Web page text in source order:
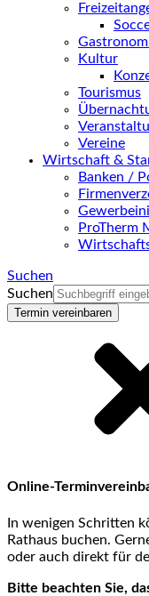
Kultur
Tourismus
Vereine
Wirtschaft &
Banken /
ProTherm
Suchen
Suchen
Termin vereinbaren
Online-
In wenigen Schritten
Rathaus buchen.
oder auch direkt für
Bitte beachten Sie,